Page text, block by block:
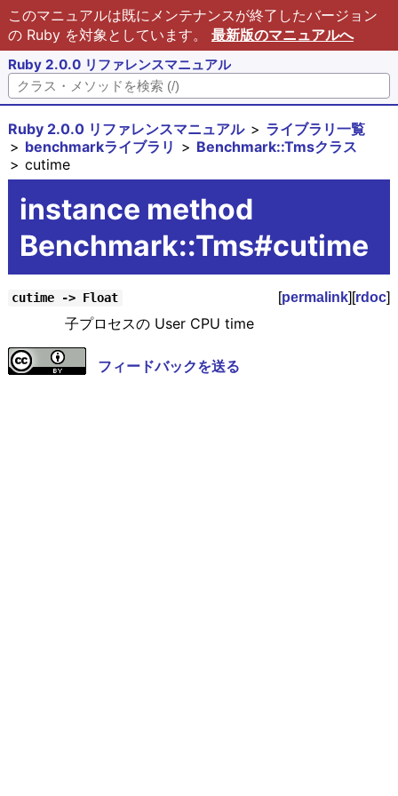
このマニュアルは既にメンテナンスが終了したバージョン
の Ruby を対象としています。 最新版のマニュアルへ
Ruby 2.0.0 リファレンスマニュアル
Ruby 2.0.0 リファレンスマニュアル
ライブラリ一覧
benchmarkライブラリ
Benchmark::Tmsクラス
cutime
instance method
Benchmark::Tms#cutime
cutime -> Float [permalink][rdoc]
子プロセスの User CPU time
フィードバックを送る